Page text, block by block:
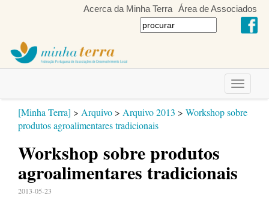
Acerca da Minha Terra Área de Associados
Toggle
[Minha Terra] > Arquivo > Arquivo 2013 > Workshop sobre
produtos agroalimentares tradicionais
Workshop sobre produtos
agroalimentares tradicionais
2013-05-23